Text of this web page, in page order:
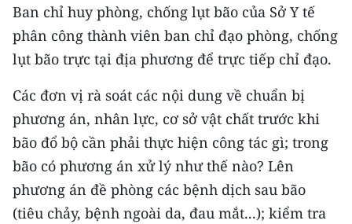
Ban chỉ huy phòng, chống lụt bão của Sở Y tế
phân công thành viên ban chỉ đạo phòng, chống
lụt bão trực tại địa phương để trực tiếp chỉ đạo.
Các đơn vị rà soát các nội dung về chuẩn bị
phương án, nhân lực, cơ sở vật chất trước khi
bão đổ bộ cần phải thực hiện công tác gì; trong
bão có phương án xử lý như thế nào? Lên
phương án đề phòng các bệnh dịch sau bão
(tiêu chảy, bệnh ngoài da, đau mắt...); kiểm tra